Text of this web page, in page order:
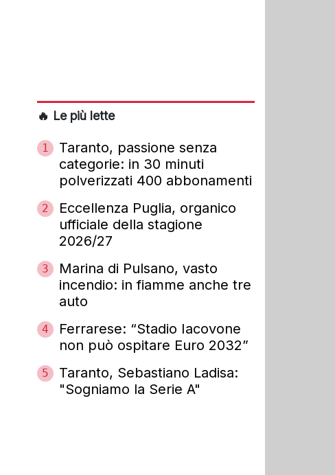
🔥 Le più lette
1
Taranto, passione senza
categorie: in 30 minuti
polverizzati 400 abbonamenti
2
Eccellenza Puglia, organico
ufficiale della stagione
2026/27
3
Marina di Pulsano, vasto
incendio: in fiamme anche tre
auto
4
Ferrarese: “Stadio Iacovone
non può ospitare Euro 2032”
5
Taranto, Sebastiano Ladisa:
"Sogniamo la Serie A"